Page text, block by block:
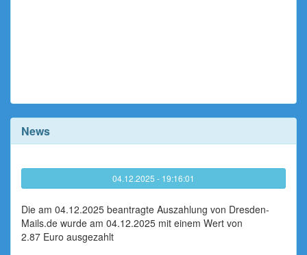
News
04.12.2025 - 19:16:01
Die am 04.12.2025 beantragte Auszahlung von Dresden-
Mails.de wurde am 04.12.2025 mit einem Wert von
2.87 Euro ausgezahlt